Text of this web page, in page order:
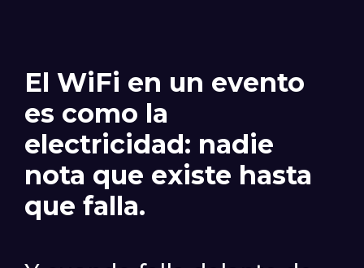
El WiFi en un evento
es como la
electricidad: nadie
nota que existe hasta
que falla.